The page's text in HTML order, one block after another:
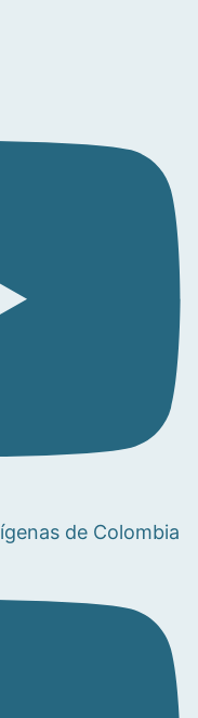
de Colombia